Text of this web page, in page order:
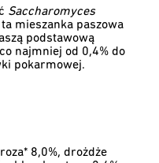
Saccharomyces
mieszanka paszowa
podstawową
najmniej od 0,4% do
pokarmowej.
8,0%, drożdże